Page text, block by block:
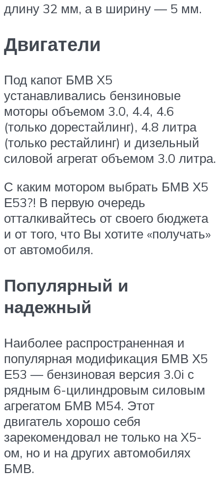
длину 32 мм, а в ширину — 5 мм.
Двигатели
Под капот БМВ X5
устанавливались бензиновые
моторы объемом 3.0, 4.4, 4.6
(только дорестайлинг), 4.8 литра
(только рестайлинг) и дизельный
силовой агрегат объемом 3.0 литра.
С каким мотором выбрать БМВ Х5
Е53?! В первую очередь
отталкивайтесь от своего бюджета
и от того, что Вы хотите «получать»
от автомобиля.
Популярный и
надежный
Наиболее распространенная и
популярная модификация БМВ Х5
Е53 — бензиновая версия 3.0i с
рядным 6-цилиндровым силовым
агрегатом БМВ М54. Этот
двигатель хорошо себя
зарекомендовал не только на X5-
ом, но и на других автомобилях
БМВ.